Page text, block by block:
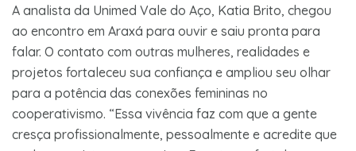
A analista da Unimed Vale do Aço, Katia Brito, chegou
ao encontro em Araxá para ouvir e saiu pronta para
falar. O contato com outras mulheres, realidades e
projetos fortaleceu sua confiança e ampliou seu olhar
para a potência das conexões femininas no
cooperativismo. “Essa vivência faz com que a gente
cresça profissionalmente, pessoalmente e acredite que